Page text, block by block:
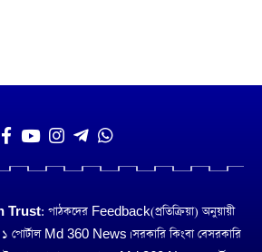
Trust: পাঠকদের Feedback(প্রতিক্রিয়া) অনুয়ায়ী
১ পোর্টাল Md 360 News। সরকারি কিংবা বেসরকারি